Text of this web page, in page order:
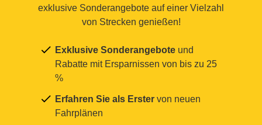
exklusive Sonderangebote auf einer Vielzahl
von Strecken genießen!
Exklusive Sonderangebote und
Rabatte mit Ersparnissen von bis zu 25
%
Erfahren Sie als Erster von neuen
Fahrplänen